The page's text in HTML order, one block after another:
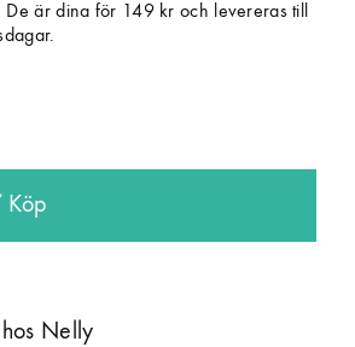
De är dina för 149 kr och levereras till
Köp
hos Nelly